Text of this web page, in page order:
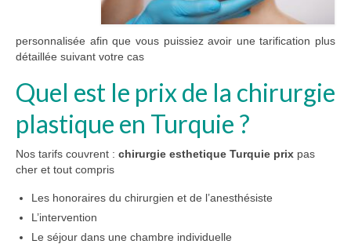
personnalisée afin que vous puissiez avoir une tarification plus
détaillée suivant votre cas
Quel est le prix de la chirurgie
plastique en Turquie ?
Nos tarifs couvrent : chirurgie esthetique Turquie prix pas
cher et tout compris
Les honoraires du chirurgien et de l’anesthésiste
L’intervention
Le séjour dans une chambre individuelle